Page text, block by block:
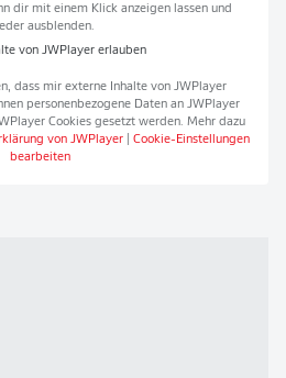
dir mit einem Klick anzeigen lassen und
ausblenden.
von JWPlayererlauben
dass mir externe Inhalte von JWPlayer
personenbezogene Daten an JWPlayer
Cookies gesetzt werden. Mehr dazu
von JWPlayer| Cookie-Einstellungen
bearbeiten